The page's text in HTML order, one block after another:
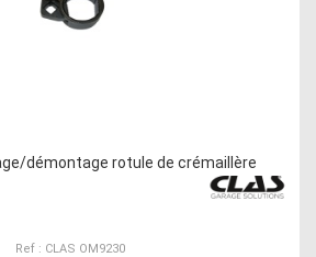
démontage rotule de crémaillère
Ref : CLAS OM9230